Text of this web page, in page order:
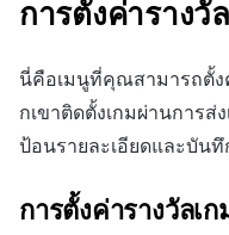
การตั้งค่ารางวัล
นี่คือเมนูที่คุณสามารถตั้ง
กเขาติดตั้งเกมผ่านการส่
ป้อนรายละเอียดและบันทึ
การตั้งค่ารางวัลเ